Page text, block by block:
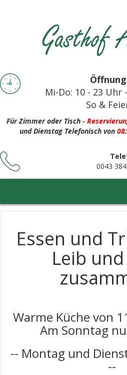
Mi-Do: 10 - 23 Uhr
So &
FürZimmer oder Tisch -
und Dienstag Telefonisch von
0043
Essen und
Leib
Warme Küche von
Am Sonntag
-- Montag und
--